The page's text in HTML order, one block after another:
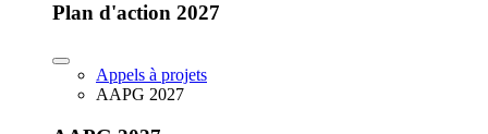
Plan d'action 2027
Appels à projets
AAPG 2027